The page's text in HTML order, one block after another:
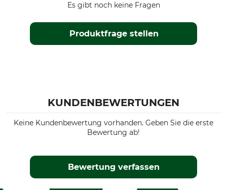
Produktfrage stellen
Es gibt noch keine Fragen
KUNDENBEWERTUNGEN
Keine Kundenbewertung vorhanden. Geben Sie die erste
Bewertung ab!
Bewertung verfassen